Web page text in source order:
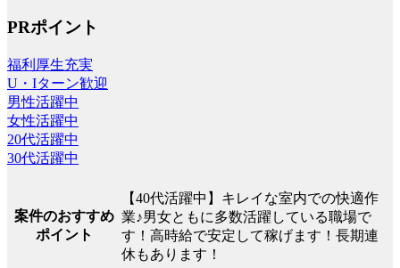
PRポイント
福利厚生充実
U・Iターン歓迎
男性活躍中
女性活躍中
20代活躍中
30代活躍中
案件のおすすめ
ポイント
【40代活躍中】キレイな室内での快適作
業♪男女ともに多数活躍している職場で
す！高時給で安定して稼げます！長期連
休もあります！